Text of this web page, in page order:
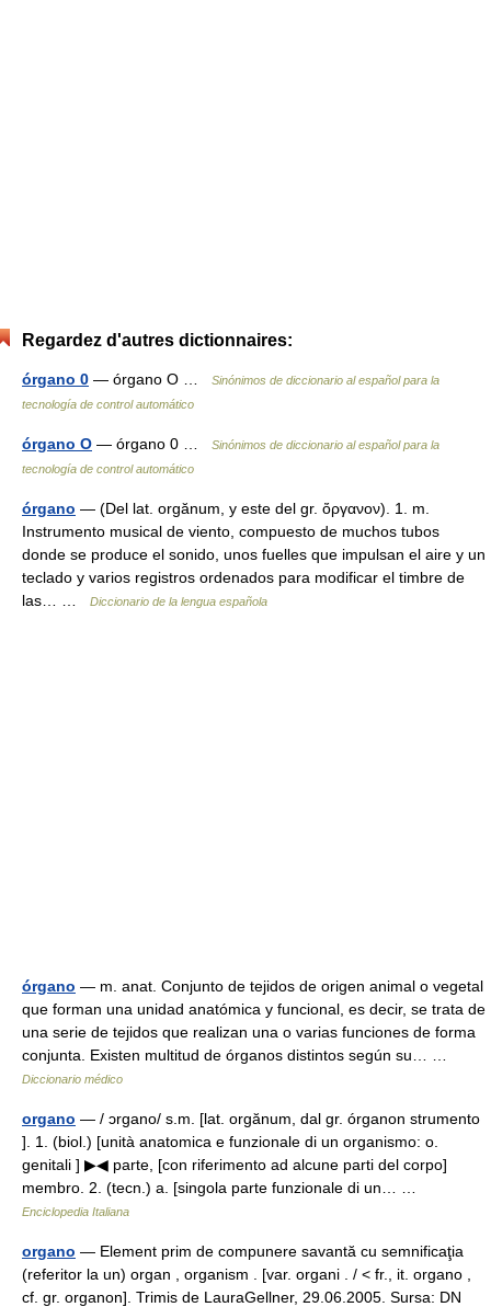
Regardez d'autres dictionnaires:
órgano 0 — órgano O …
Sinónimos de diccionario al español para la
tecnología de control automático
órgano O — órgano 0 …
Sinónimos de diccionario al español para la
tecnología de control automático
órgano — (Del lat. orgănum, y este del gr. ὄργανον). 1. m.
Instrumento musical de viento, compuesto de muchos tubos
donde se produce el sonido, unos fuelles que impulsan el aire y un
teclado y varios registros ordenados para modificar el timbre de
las… …
Diccionario de la lengua española
órgano — m. anat. Conjunto de tejidos de origen animal o vegetal
que forman una unidad anatómica y funcional, es decir, se trata de
una serie de tejidos que realizan una o varias funciones de forma
conjunta. Existen multitud de órganos distintos según su… …
Diccionario médico
organo — / ɔrgano/ s.m. [lat. orgănum, dal gr. órganon strumento
]. 1. (biol.) [unità anatomica e funzionale di un organismo: o.
genitali ] ▶◀ parte, [con riferimento ad alcune parti del corpo]
membro. 2. (tecn.) a. [singola parte funzionale di un… …
Enciclopedia Italiana
organo — Element prim de compunere savantă cu semnificaţia
(referitor la un) organ , organism . [var. organi . / < fr., it. organo ,
cf. gr. organon]. Trimis de LauraGellner, 29.06.2005. Sursa: DN